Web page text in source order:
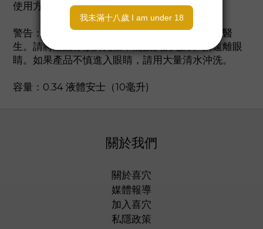
使用方法：在頸部汗腺位噴1-2次。
警告：如果導致刺激或不適，請停止使用並諮詢醫
生。請將產品存放於兒童不能接觸的地方。請遠離眼
睛。如果產品不慎進入眼睛，請用大量清水沖洗。
容量：0.34 液體安士（10毫升)
關於我們
關於喜穴
媒體報導
加入喜穴
私隱政策